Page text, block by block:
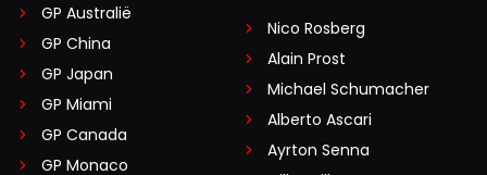
GP Australië
GP China
GP Japan
GP Miami
GP Canada
GP Monaco
Nico Rosberg
Alain Prost
Michael Schumacher
Alberto Ascari
Ayrton Senna